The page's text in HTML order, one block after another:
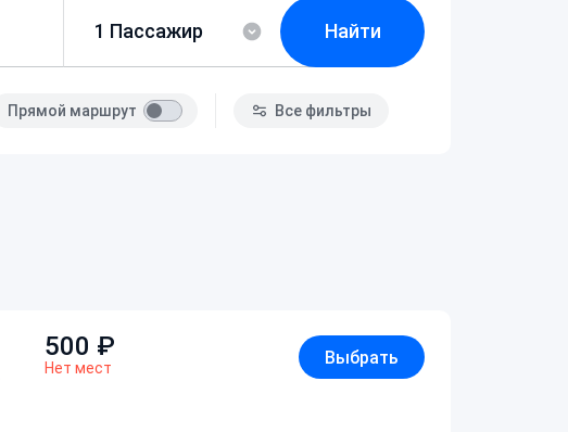
Найти
Прямой маршрут Все фильтры
500 ₽
Нет мест
Выбрать